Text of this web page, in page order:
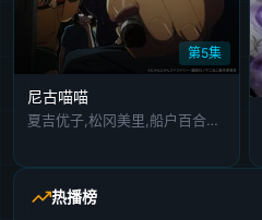
第5集
尼古喵喵
夏吉优子,松冈美里,船户百合绘,清水彩香,井泽诗织,明智璃子,稻田彻
热播榜